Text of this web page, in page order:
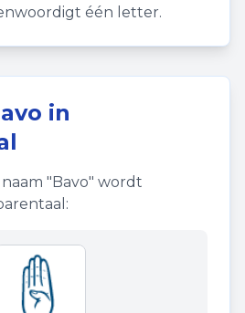
één letter.
in
"Bavo" wordt